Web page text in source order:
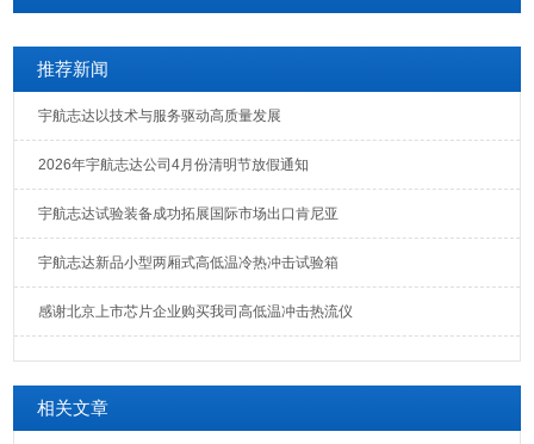
推荐新闻
宇航志达以技术与服务驱动高质量发展
2026年宇航志达公司4月份清明节放假通知
宇航志达试验装备成功拓展国际市场出口肯尼亚
宇航志达新品小型两厢式高低温冷热冲击试验箱
感谢北京上市芯片企业购买我司高低温冲击热流仪
相关文章